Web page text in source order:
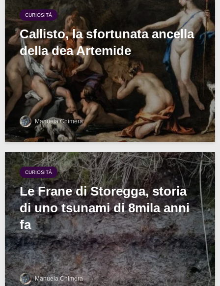
CURIOSITÀ
Callisto, la sfortunata ancella
della dea Artemide
Manuela Chimera
CURIOSITÀ
Le Frane di Storegga, storia
di uno tsunami di 8mila anni
fa
Manuela Chimera